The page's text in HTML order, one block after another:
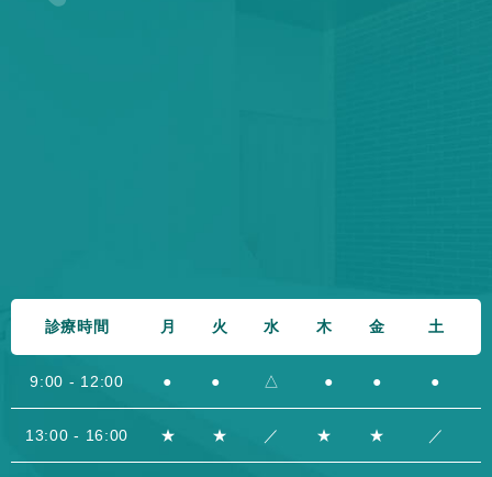
診療時間 月 火 水 木 金 土
9:00 - 12:00 ● ● △ ● ● ●
13:00 - 16:00 ★ ★ ／ ★ ★ ／